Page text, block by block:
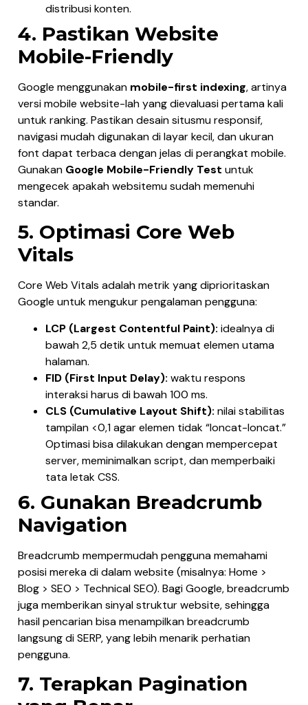
distribusi konten.
4. Pastikan Website
Mobile-Friendly
Google menggunakan mobile-first indexing, artinya
versi mobile website-lah yang dievaluasi pertama kali
untuk ranking. Pastikan desain situsmu responsif,
navigasi mudah digunakan di layar kecil, dan ukuran
font dapat terbaca dengan jelas di perangkat mobile.
Gunakan Google Mobile-Friendly Test untuk
mengecek apakah websitemu sudah memenuhi
standar.
5. Optimasi Core Web
Vitals
Core Web Vitals adalah metrik yang diprioritaskan
Google untuk mengukur pengalaman pengguna:
LCP (Largest Contentful Paint): idealnya di
bawah 2,5 detik untuk memuat elemen utama
halaman.
FID (First Input Delay): waktu respons
interaksi harus di bawah 100 ms.
CLS (Cumulative Layout Shift): nilai stabilitas
tampilan <0,1 agar elemen tidak “loncat-loncat.”
Optimasi bisa dilakukan dengan mempercepat
server, meminimalkan script, dan memperbaiki
tata letak CSS.
6. Gunakan Breadcrumb
Navigation
Breadcrumb mempermudah pengguna memahami
posisi mereka di dalam website (misalnya: Home >
Blog > SEO > Technical SEO). Bagi Google, breadcrumb
juga memberikan sinyal struktur website, sehingga
hasil pencarian bisa menampilkan breadcrumb
langsung di SERP, yang lebih menarik perhatian
pengguna.
7. Terapkan Pagination